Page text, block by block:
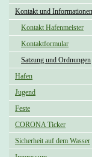
Kontakt und Informationen
Kontakt Hafenmeister
Kontaktformular
Satzung und Ordnungen
Hafen
Jugend
Feste
CORONA Ticker
Sicherheit auf dem Wasser